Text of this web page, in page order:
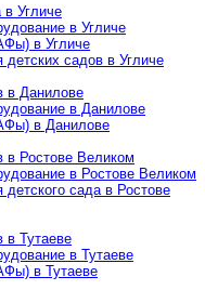
в Угличе
в Угличе
в Угличе
садов в Угличе
в Данилове
в Данилове
в Данилове
в Ростове Великом
в Ростове Великом
сада в Ростове
в Тутаеве
в Тутаеве
в Тутаеве